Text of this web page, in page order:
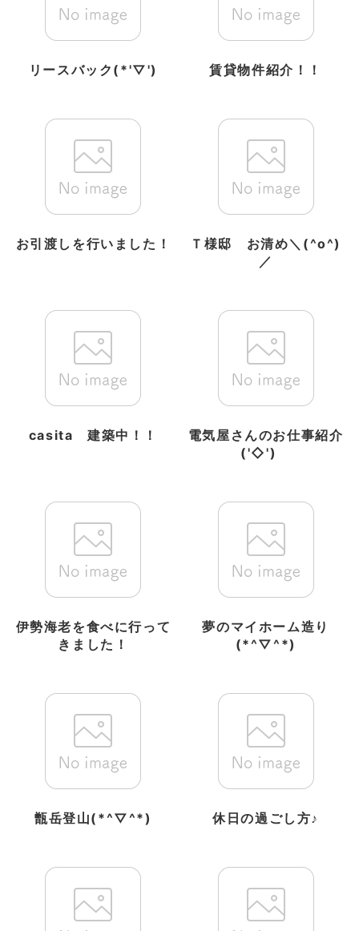
リースバック(*'▽') 賃貸物件紹介！！
お引渡しを行いました！
Ｔ様邸 お清め＼(^o^)
／
casita 建築中！！
電気屋さんのお仕事紹介
('◇')ゞ
伊勢海老を食べに行って
きました！
夢のマイホーム造り
(*^▽^*)
甑岳登山(*^▽^*) 休日の過ごし方♪